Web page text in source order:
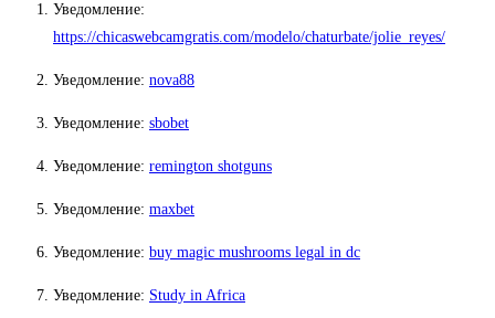
Уведомление:
https://chicaswebcamgratis.com/modelo/chaturbate/jolie_reyes/
Уведомление: nova88
Уведомление: sbobet
Уведомление: remington shotguns
Уведомление: maxbet
Уведомление: buy magic mushrooms legal in dc
Уведомление: Study in Africa